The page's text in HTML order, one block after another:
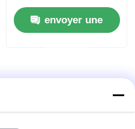
générateur silencieux
envoyer une